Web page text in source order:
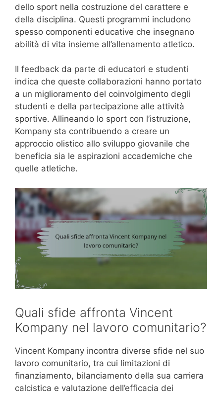
dello sport nella costruzione del carattere e
della disciplina. Questi programmi includono
spesso componenti educative che insegnano
abilità di vita insieme all’allenamento atletico.
Il feedback da parte di educatori e studenti
indica che queste collaborazioni hanno portato
a un miglioramento del coinvolgimento degli
studenti e della partecipazione alle attività
sportive. Allineando lo sport con l’istruzione,
Kompany sta contribuendo a creare un
approccio olistico allo sviluppo giovanile che
beneficia sia le aspirazioni accademiche che
quelle atletiche.
Quali sfide affronta Vincent
Kompany nel lavoro comunitario?
Vincent Kompany incontra diverse sfide nel suo
lavoro comunitario, tra cui limitazioni di
finanziamento, bilanciamento della sua carriera
calcistica e valutazione dell’efficacia dei